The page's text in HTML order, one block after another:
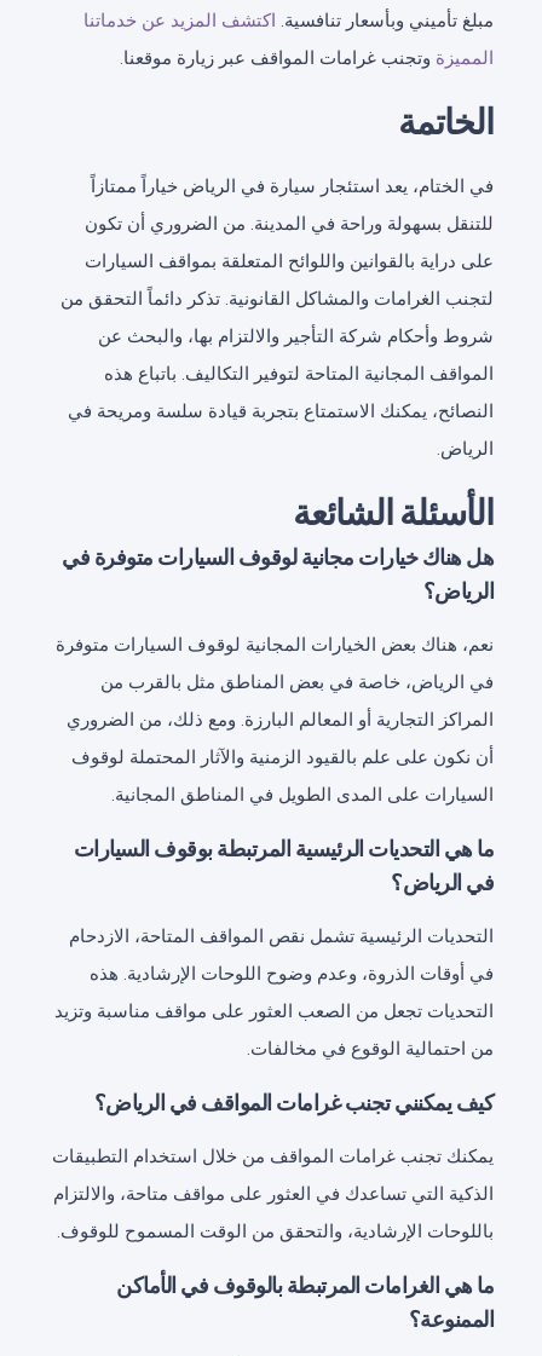
مبلغ تأميني وبأسعار تنافسية. اكتشف المزيد عن خدماتنا
المميزة وتجنب غرامات المواقف عبر زيارة موقعنا.
الخاتمة
في الختام، يعد استئجار سيارة في الرياض خياراً ممتازاً
للتنقل بسهولة وراحة في المدينة. من الضروري أن تكون
على دراية بالقوانين واللوائح المتعلقة بمواقف السيارات
لتجنب الغرامات والمشاكل القانونية. تذكر دائماً التحقق من
شروط وأحكام شركة التأجير والالتزام بها، والبحث عن
المواقف المجانية المتاحة لتوفير التكاليف. باتباع هذه
النصائح، يمكنك الاستمتاع بتجربة قيادة سلسة ومريحة في
الرياض.
الأسئلة الشائعة
هل هناك خيارات مجانية لوقوف السيارات متوفرة في
الرياض؟
نعم، هناك بعض الخيارات المجانية لوقوف السيارات متوفرة
في الرياض، خاصة في بعض المناطق مثل بالقرب من
المراكز التجارية أو المعالم البارزة. ومع ذلك، من الضروري
أن نكون على علم بالقيود الزمنية والآثار المحتملة لوقوف
السيارات على المدى الطويل في المناطق المجانية.
ما هي التحديات الرئيسية المرتبطة بوقوف السيارات
في الرياض؟
التحديات الرئيسية تشمل نقص المواقف المتاحة، الازدحام
في أوقات الذروة، وعدم وضوح اللوحات الإرشادية. هذه
التحديات تجعل من الصعب العثور على مواقف مناسبة وتزيد
من احتمالية الوقوع في مخالفات.
كيف يمكنني تجنب غرامات المواقف في الرياض؟
يمكنك تجنب غرامات المواقف من خلال استخدام التطبيقات
الذكية التي تساعدك في العثور على مواقف متاحة، والالتزام
باللوحات الإرشادية، والتحقق من الوقت المسموح للوقوف.
ما هي الغرامات المرتبطة بالوقوف في الأماكن
الممنوعة؟